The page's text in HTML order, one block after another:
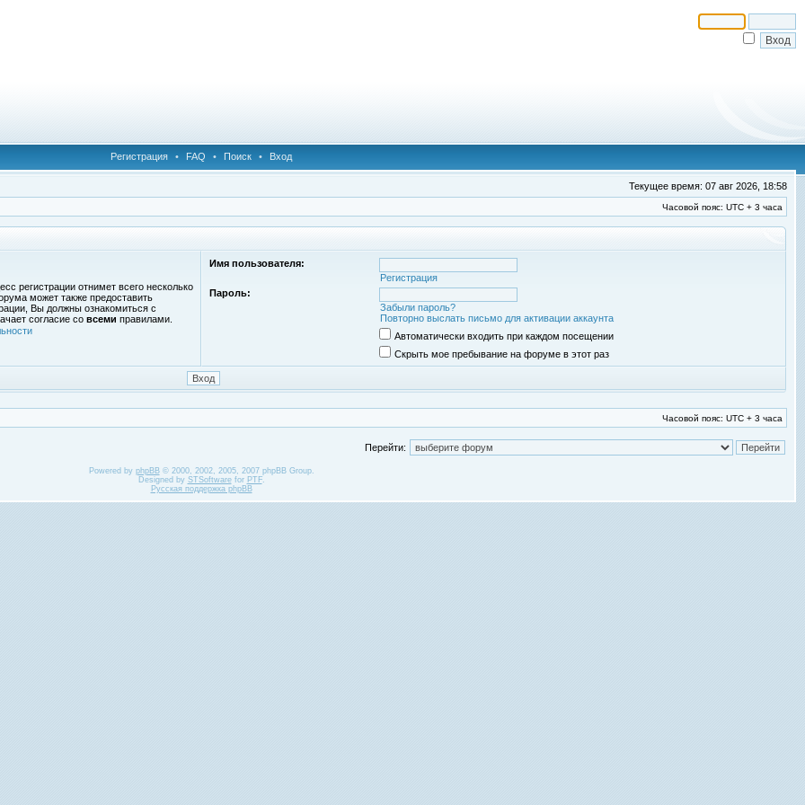
Регистрация • FAQ • Поиск • Вход
Текущее время: 07 авг 2026, 18:58
Часовой пояс: UTC + 3 часа
регистрации отнимет всего несколько
может также предоставить
Вы должны ознакомиться с
согласие со всеми правилами.
Имя пользователя:
Регистрация
Пароль:
Забыли пароль?
Повторно выслать письмо для активации аккаунта
Автоматически входить при каждом посещении
Скрыть мое пребывание на форуме в этот раз
Часовой пояс: UTC + 3 часа
Перейти:
Powered by phpBB© 2000, 2002, 2005, 2007 phpBB Group.
Designed by STSoftwarefor PTF.
Русская поддержка phpBB